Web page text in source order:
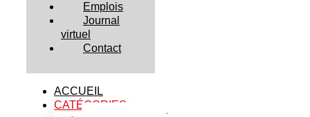
Emplois
Journal
virtuel
Contact
ACCUEIL
CATÉGORIES